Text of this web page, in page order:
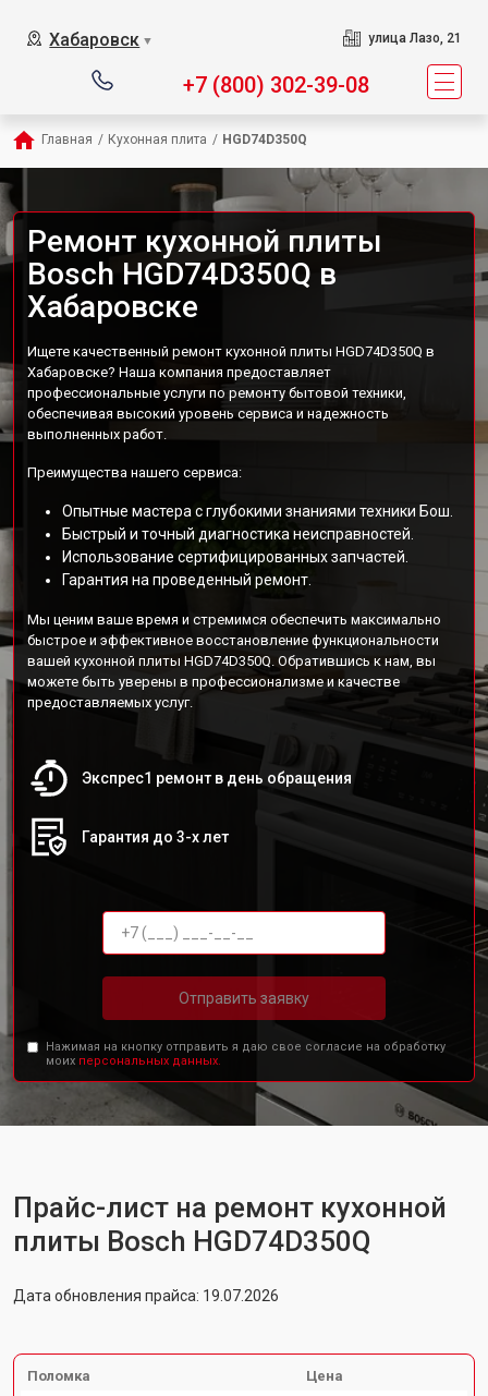
Хабаровск ▼ улица Лазо, 21
+7 (800) 302-39-08
Главная / Кухонная плита / HGD74D350Q
Ремонт кухонной плиты
Bosch HGD74D350Q в
Хабаровске
Ищете качественный ремонт кухонной плиты HGD74D350Q в
Хабаровске? Наша компания предоставляет
профессиональные услуги по ремонту бытовой техники,
обеспечивая высокий уровень сервиса и надежность
выполненных работ.
Преимущества нашего сервиса:
Опытные мастера с глубокими знаниями техники Бош.
Быстрый и точный диагностика неисправностей.
Использование сертифицированных запчастей.
Гарантия на проведенный ремонт.
Мы ценим ваше время и стремимся обеспечить максимально
быстрое и эффективное восстановление функциональности
вашей кухонной плиты HGD74D350Q. Обратившись к нам, вы
можете быть уверены в профессионализме и качестве
предоставляемых услуг.
Экспрес1 ремонт в день обращения
Гарантия до 3-х лет
Отправить заявку
Нажимая на кнопку отправить я даю свое согласие на обработку
моих персональных данных.
Прайс-лист на ремонт кухонной
плиты Bosch HGD74D350Q
Дата обновления прайса: 19.07.2026
Поломка Цена